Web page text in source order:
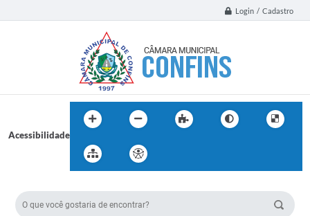
Login / Cadastro
Acessibilidade